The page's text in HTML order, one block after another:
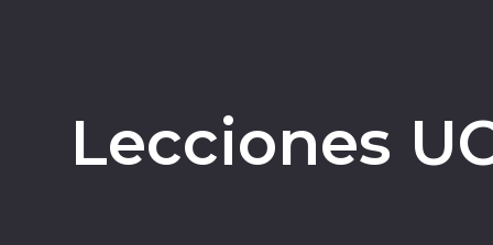
Lecciones